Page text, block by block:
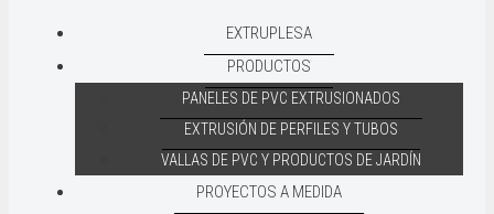
EXTRUPLESA
PRODUCTOS
PANELES DE PVC EXTRUSIONADOS
EXTRUSIÓN DE PERFILES Y TUBOS
VALLAS DE PVC Y PRODUCTOS DE JARDÍN
PROYECTOS A MEDIDA